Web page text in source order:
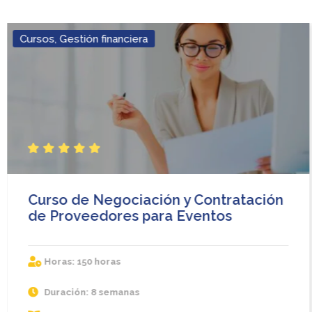
Cursos, Gestión financiera
S
t
r
S
t
r
S
t
r
S
t
r
S
t
r
Curso de Negociación y Contratación
de Proveedores para Eventos
Horas: 150 horas
Duración: 8 semanas